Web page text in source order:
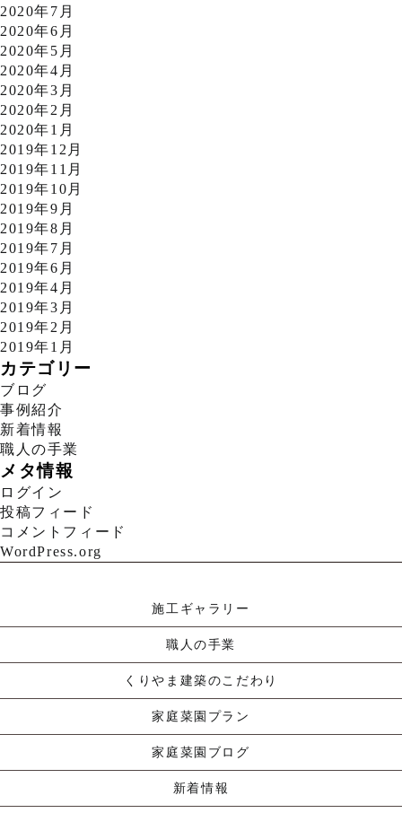
2020年7月
2020年6月
2020年5月
2020年4月
2020年3月
2020年2月
2020年1月
2019年12月
2019年11月
2019年10月
2019年9月
2019年8月
2019年7月
2019年6月
2019年4月
2019年3月
2019年2月
2019年1月
カテゴリー
ブログ
事例紹介
新着情報
職人の手業
メタ情報
ログイン
投稿フィード
コメントフィード
WordPress.org
施工ギャラリー
職人の手業
くりやま建築のこだわり
家庭菜園プラン
家庭菜園ブログ
新着情報